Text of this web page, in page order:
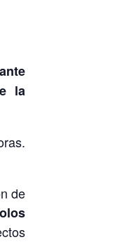
la
de